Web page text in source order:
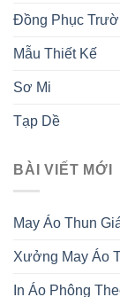
Đồng Phục
Mẫu Thiết Kế
Sơ Mi
Tạp Dề
BÀI VIẾT MỚI
May Áo Thun
Xưởng May Áo
In Áo Phông